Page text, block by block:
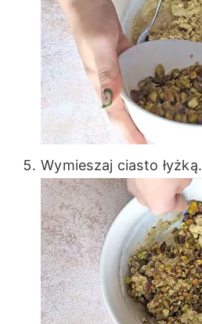
Wymieszaj ciasto łyżką.